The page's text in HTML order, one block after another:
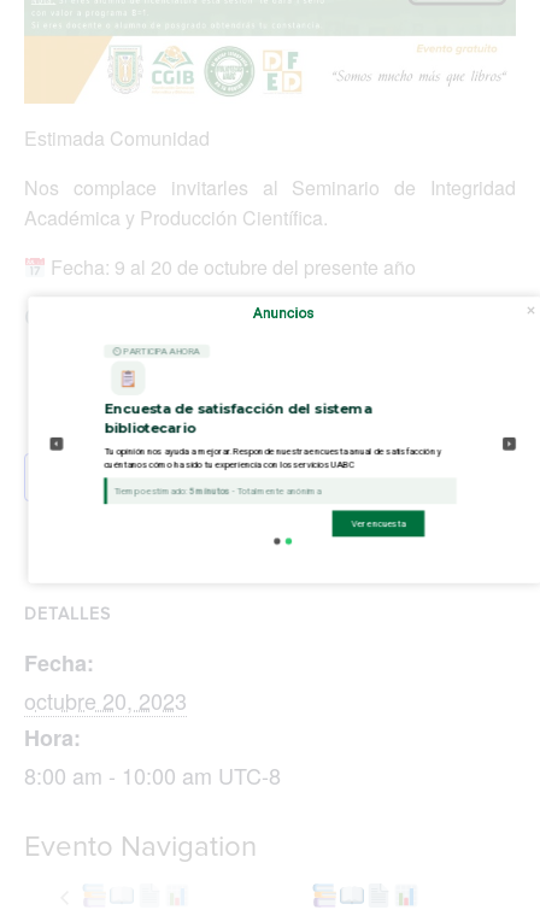
Estimada Comunidad
Nos complace invitarles al Seminario de Integridad
Académica y Producción Científica.
Fecha: 9 al 20 de octubre del presente año
Hora: Distintos horarios (Consultar Cartelera
Lugar: Plataforma ZOOM y
Añadir al calendario
DETALLES
Fecha:
octubre 20, 2023
Hora:
8:00 am - 10:00 am UTC-8
Evento Navigation
Anuncios
⏲ PARTICIPA AHORA
Encuesta de satisfacción del sistema
bibliotecario
Tu opinión nos ayuda a mejorar. Responde nuestra encuesta anual de satisfacción y
cuéntanos cómo ha sido tu experiencia con los servicios UABC
Tiempo estimado:5 minutos - Totalmente anónima
Ver encuesta